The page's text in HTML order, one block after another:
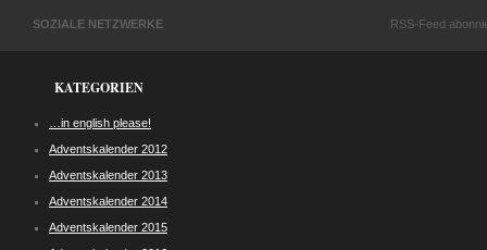
SOZIALE NETZWERKE RSS-Feed
KATEGORIEN
…in english please!
Adventskalender 2012
Adventskalender 2013
Adventskalender 2014
Adventskalender 2015